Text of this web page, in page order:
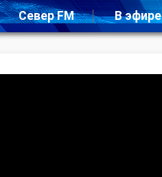
Север FM В эфире